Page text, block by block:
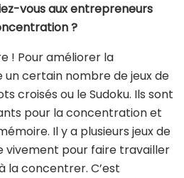
vous aux entrepreneurs
?
! Pour améliorer la
certain nombre de jeux de
croisés ou le Sudoku. Ils sont
pour la concentration et
Il y a plusieurs jeux de
vivement pour faire travailler
la concentrer. C’est